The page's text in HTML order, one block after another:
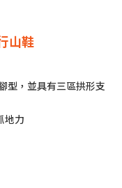
山鞋
型，並具有三區拱形支
地力